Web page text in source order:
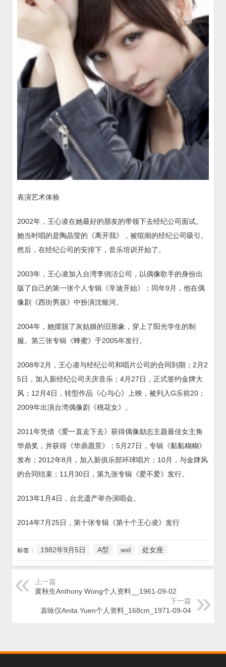
表演艺术体验
2002年，王心凌在她最好的朋友的带领下去经纪公司面试。
她当时唱的是陶晶莹的《离开我》，被喧闹的经纪公司吸引。
然后，在经纪公司的安排下，音乐培训开始了。
2003年，王心凌加入台湾李俏洁公司，以偶像歌手的身份出
版了自己的第一张个人专辑《辛迪开始》；同年9月，他在偶
像剧《西街男孩》中扮演沈银河。
2004年，她摆脱了灰姑娘的旧形象，穿上了阳光学生的制
服。第三张专辑《蜂蜜》于2005年发行。
2008年2月，王心凌与经纪公司和唱片公司的合同到期；2月2
5日，加入新经纪公司天庆音乐；4月27日，正式签约金牌大
风；12月4日，转型作品《心与心》上映，被列入G乐前20；
2009年出演台湾偶像剧《桃花女》。
2011年凭借《爱一直走下去》获得偶像励志主题最佳女主角
华鼎奖，并获得《华鼎愿景》；5月27日，专辑《黏黏糊糊》
发布；2012年8月，加入新俱乐部环球唱片；10月，与金牌风
的合同结束；11月30日，第九张专辑《爱不爱》发行。
2013年1月4日，台北遗产举办演唱会。
2014年7月25日，第十张专辑《第十个王心凌》发行
标签： 1982年9月5日 A型 wxl 处女座
上一篇
黄秋生Anthony Wong个人资料__1961-09-02
下一篇
袁咏仪Anita Yuen个人资料_168cm_1971-09-04